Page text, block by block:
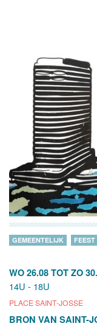
WO 26.08 TOT ZO
14U - 18U
PLACE SAINT-JOSSE
GEMEENTELIJK FEEST
BRON VAN SAINT-